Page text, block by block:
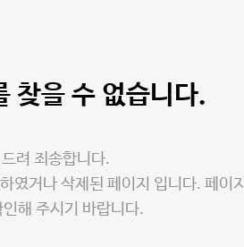
찾을 수 없습니다.
려 죄송합니다.
였거나 삭제된 페이지 입니다. 페이지
해 주시기 바랍니다.